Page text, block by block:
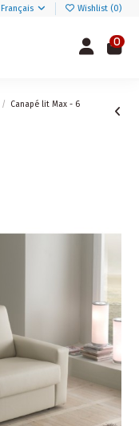
Français Wishlist (0)
0
Canapé lit Max - 6